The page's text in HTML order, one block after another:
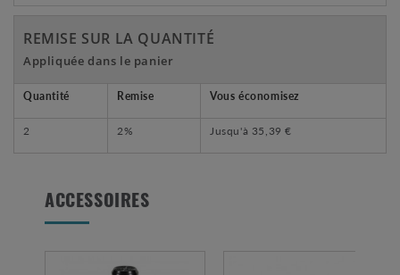
REMISE SUR LA QUANTITÉ
Appliquée dans le panier
Quantité Remise Vous économisez
2 2% Jusqu'à 35,39 €
ACCESSOIRES